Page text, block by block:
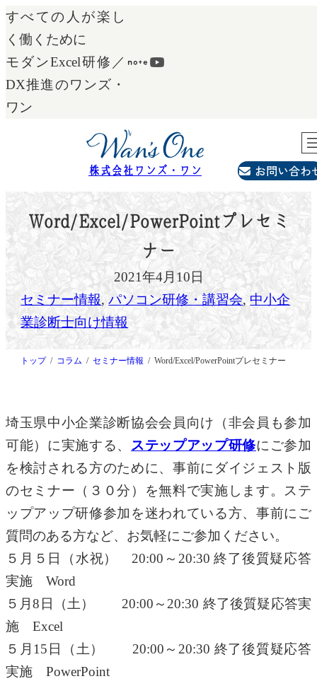
内
容
を
ス
キ
すべての人が楽し
く働くために
モダンExcel研修／
DX推進のワンズ・
ワン
株式会社ワンズ・ワン お問い合わ
Word/Excel/PowerPointプレセミ
ナー
2021年4月10日
セミナー情報, パソコン研修・講習会, 中小企
業診断士向け情報
トップ コラム セミナー情報 Word/Excel/PowerPointプレセミナー
埼玉県中小企業診断協会会員向け（非会員も参加
可能）に実施する、 ステップアップ研修にご参加
を検討される方のために、事前にダイジェスト版
のセミナー（３０分）を無料で実施します。ステ
ップアップ研修参加を迷われている方、事前にご
質問のある方など、お気軽にご参加ください。
５月５日（水祝） 20:00～20:30 終了後質疑応答
実施 Word
５月8日（土） 20:00～20:30 終了後質疑応答実
施 Excel
５月15日（土） 20:00～20:30 終了後質疑応答
実施 PowerPoint